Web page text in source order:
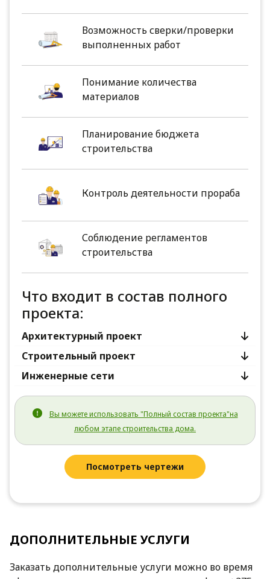
Возможность сверки/проверки
выполненных работ
Понимание количества
материалов
Планирование бюджета
строительства
Контроль деятельности прораба
Соблюдение регламентов
строительства
Что входит в состав полного
проекта:
Архитектурный проект
Строительный проект
Инженерные сети
Вы можете использовать "Полный состав проекта"на
любом этапе строительства дома.
Посмотреть чертежи
ДОПОЛНИТЕЛЬНЫЕ УСЛУГИ
Заказать дополнительные услуги можно во время